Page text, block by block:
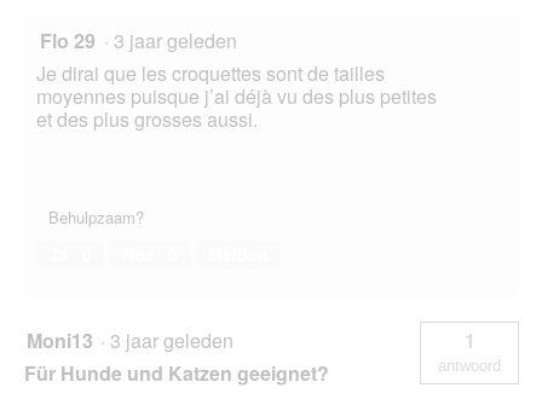
Flo 29 · 3 jaar geleden
Je dirai que les croquettes sont de tailles
moyennes puisque j’ai déjà vu des plus petites
et des plus grosses aussi.
Behulpzaam?
Moni13 · 3 jaar geleden
Für Hunde und Katzen geeignet?
1
antwoord